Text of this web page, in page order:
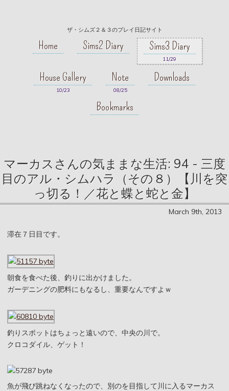
ザ・シムズ２＆３のプレイ日記サイト
Home Sims2 Diary Sims3 Diary
11/29
House Gallery
10/23
Note
08/25
Downloads
Bookmarks
マーカスさんの気ままな生活: 94 - 三度
目のアル・シムハラ（その８）【川を突
っ切る！／花と蝶と蛇と金】
March 9th, 2013
滞在７日目です。
朝食を食べた後、釣りに出かけました。
ガーデニングの肥料にもなるし、重要なんですよｗ
釣りスポットはちょっと遠いので、中央の川で。
クロコダイル、ゲット！
魚が飛び跳ねなくなったので、別のを目指して川に入るマーカス